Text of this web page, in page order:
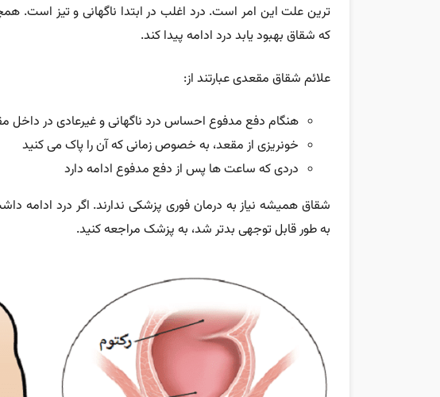
ترین علت این امر است. درد اغلب در ابتدا ناگهانی و تیز است.
که شقاق بهبود یابد درد ادامه پیدا کند.
علائم شقاق مقعدی عبارتند از:
هنگام دفع مدفوع احساس درد ناگهانی و غیرعادی در داخل
خونریزی از مقعد، به خصوص زمانی که آن را پاک می کنید
دردی که ساعت ها پس از دفع مدفوع ادامه دارد
شقاق همیشه نیاز به درمان فوری پزشکی ندارند. اگر درد ادامه
به طور قابل توجهی بدتر شد، به پزشک مراجعه کنید.